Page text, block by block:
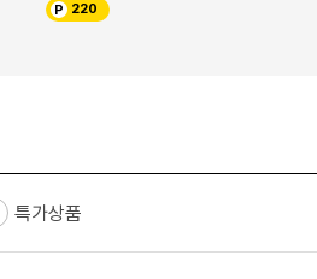
220
특가상품